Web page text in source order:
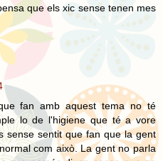
que els xic sense tenen mes
fan amb aquest tema no té
lo de l'higiene que té a vore
sense sentit que fan que la gent
com això. La gent no parla